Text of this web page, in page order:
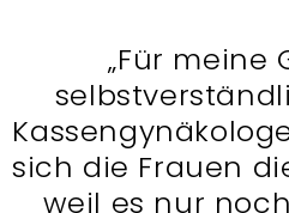
„Für meine
sich die Frauen
weil es nur